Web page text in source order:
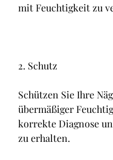
mit Feuchtigkeit zu
2. Schutz
Schützen Sie Ihre
übermäßiger
korrekte Diagnose
zu erhalten.